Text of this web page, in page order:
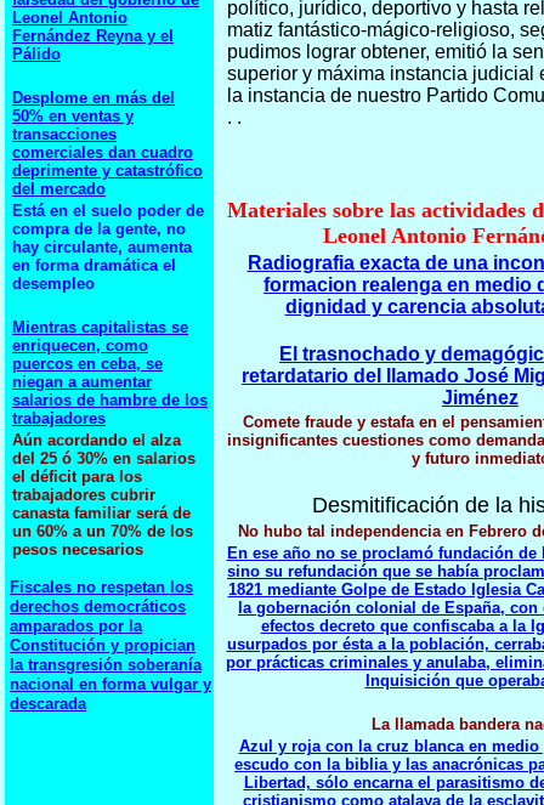
Leonel Antonio
Fernández Reyna y el
Pálido
Desplome en más del
50% en ventas y
transacciones
comerciales dan cuadro
deprimente y catastrófico
del mercado
Está en el suelo poder de
compra de la gente, no
hay circulante, aumenta
en forma dramática el
desempleo
Mientras capitalistas se
enriquecen, como
puercos en ceba, se
niegan a aumentar
salarios de hambre de los
trabajadores
Aún acordando el alza
del 25 ó 30% en salarios
el déficit para los
trabajadores cubrir
canasta familiar será de
un 60% a un 70% de los
pesos necesarios
Fiscales no respetan los
derechos democráticos
amparados por la
Constitución y propician
la transgresión soberanía
nacional en forma vulgar y
descarada
político, jurídico, deportivo y hasta
matiz fantástico-mágico-religioso,
pudimos lograr obtener, emitió la
superior y máxima instancia judicial
la instancia de nuestro Partido
. .
Materiales sobre las actividades
Leonel Antonio
Radiografia exacta de una
formacion realenga en medio
dignidad y carencia
El trasnochado y
retardatario del llamado José
Jiménez
Comete fraude y estafa en el
insignificantes cuestiones como
y futuro
Desmitificación de la
No hubo tal independencia en Febrero
En ese año no se proclamó fundación
sino su refundación que se había
1821 mediante Golpe de Estado Iglesia
la gobernación colonial de España,
efectos decreto que confiscaba a la
usurpados por ésta a la población,
por prácticas criminales y anulaba,
Inquisición que
La llamada bandera
Azul y roja con la cruz blanca en medio
escudo con la biblia y las anacrónicas
Libertad, sólo encarna el parasitismo
cristianismo como atalaya de la